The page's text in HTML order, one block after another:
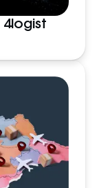
4logist